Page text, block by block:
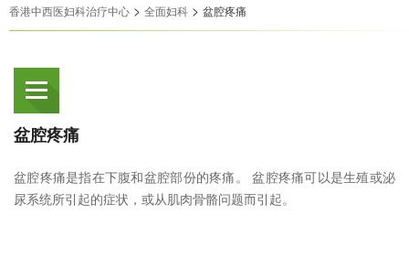
香港中西医妇科治疗中心 > 全面妇科 > 盆腔疼痛
盆腔疼痛
盆腔疼痛是指在下腹和盆腔部份的疼痛。 盆腔疼痛可以是生殖或泌
尿系统所引起的症状，或从肌肉骨骼问题而引起。